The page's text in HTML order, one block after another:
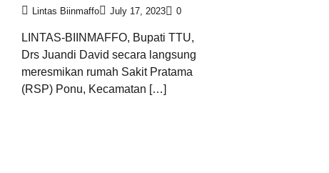
Lintas Biinmaffo July 17, 2023 0
LINTAS-BIINMAFFO, Bupati TTU,
Drs Juandi David secara langsung
meresmikan rumah Sakit Pratama
(RSP) Ponu, Kecamatan […]